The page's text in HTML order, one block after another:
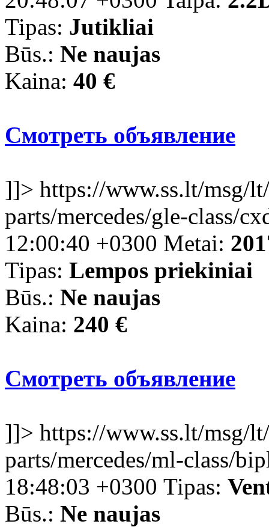
Tipas: Jutikliai
Būs.: Ne naujas
Kaina: 40 €
Смотреть объявление
]]> https://www.ss.lt/msg/
parts/mercedes/gle-class/
12:00:40 +0300 Metai:
Tipas: Lempos priekiniai
Būs.: Ne naujas
Kaina: 240 €
Смотреть объявление
]]> https://www.ss.lt/msg/
parts/mercedes/ml-class/
18:48:03 +0300 Tipas:
Būs.: Ne naujas